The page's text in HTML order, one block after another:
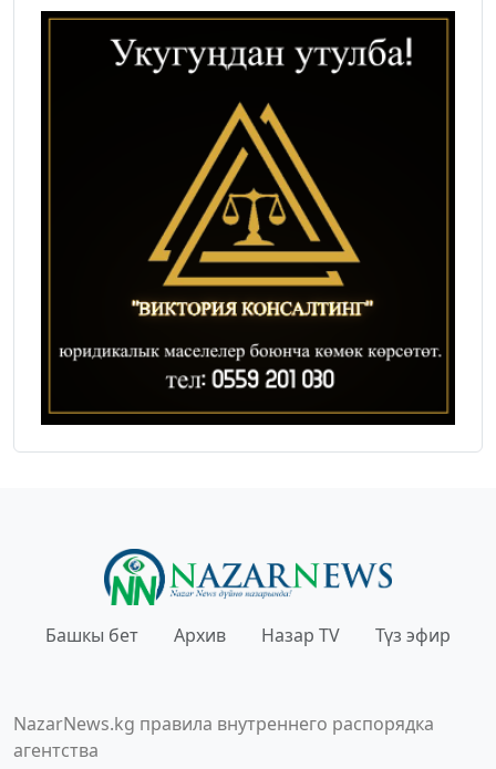
Башкы бет Архив Назар TV Түз эфир
NazarNews.kg правила внутреннего распорядка
агентства